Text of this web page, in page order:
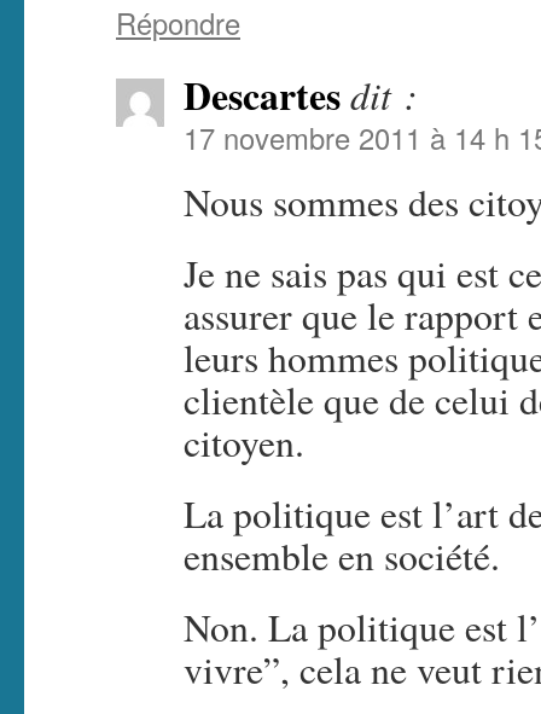
Répondre
Descartesdit :
17 novembre 2011 à 14 h
Nous sommes des
Je ne sais pas qui est
assurer que le rapport
leurs hommes
clientèle que de celui
citoyen.
La politique est l’art
ensemble en société.
Non. La politique est
vivre”, cela ne veut